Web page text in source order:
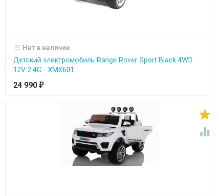
Нет в наличии
Детский электромобиль Range Rover Sport Black 4WD
12V 2.4G - XMX601...
24 990 ₽

